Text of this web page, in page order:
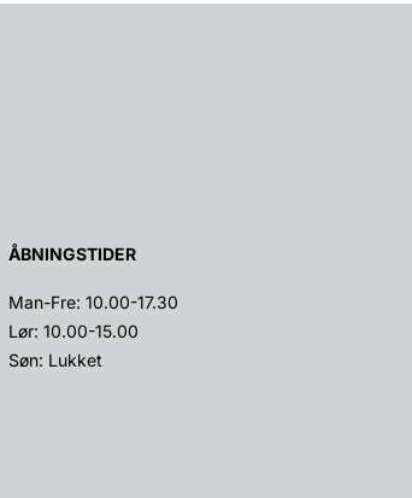
ÅBNINGSTIDER
Man-Fre: 10.00-17.30
Lør: 10.00-15.00
Søn: Lukket